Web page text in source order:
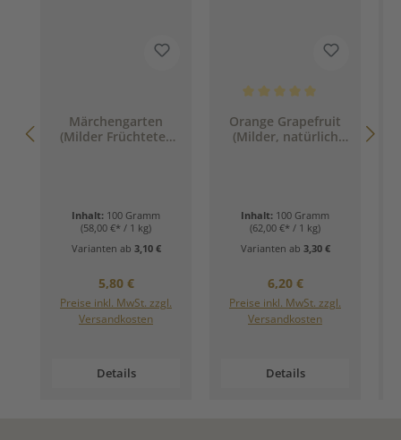
Märchengarten
(Milder Früchtetee
Inhalt: 100 Gramm
(58,00 €* / 1 kg)
Varianten ab 3,10 €
Regulärer Preis:
5,80 €
Preise inkl. MwSt. zzgl.
Versandkosten
Details
Orange Grapefruit
(Milder, natürlich
Inhalt: 100 Gramm
(62,00 €* / 1 kg)
Varianten ab 3,30 €
Regulärer Preis:
6,20 €
Preise inkl. MwSt. zzgl.
Versandkosten
Details